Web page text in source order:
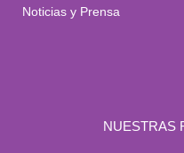
Noticias y Prensa
NUESTRAS